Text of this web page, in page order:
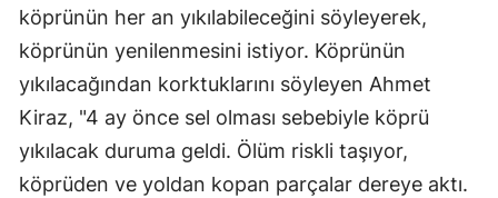
köprünün her an yıkılabileceğini söyleyerek,
köprünün yenilenmesini istiyor. Köprünün
yıkılacağından korktuklarını söyleyen Ahmet
Kiraz, "4 ay önce sel olması sebebiyle köprü
yıkılacak duruma geldi. Ölüm riskli taşıyor,
köprüden ve yoldan kopan parçalar dereye aktı.